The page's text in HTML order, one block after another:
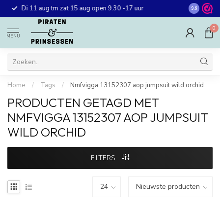
Di 11 aug tm zat 15 aug open 9.30 -17 uur Gratis
winkel in
9.6
MENU
0
Home / Tags / Nmfvigga 13152307 aop jumpsuit wild orchid
PRODUCTEN GETAGD MET
NMFVIGGA 13152307 AOP JUMPSUIT
WILD ORCHID
FILTERS